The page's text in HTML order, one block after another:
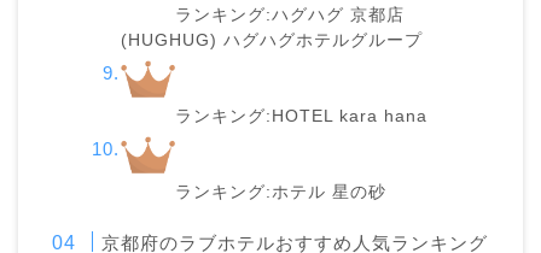
ランキング:ハグハグ 京都店
(HUGHUG) ハグハグホテルグループ
ランキング:HOTEL kara hana
ランキング:ホテル 星の砂
京都府のラブホテルおすすめ人気ランキング